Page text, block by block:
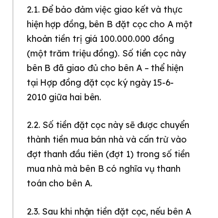
2.1. Để bảo đảm việc giao kết và thực
hiện hợp đồng, bên B đặt cọc cho A một
khoản tiền trị giá 100.000.000 đồng
(một trăm triệu đồng). Số tiền cọc này
bên B đã giao đủ cho bên A – thể hiện
tại Hợp đồng đặt cọc ký ngày 15-6-
2010 giữa hai bên.
2.2. Số tiền đặt cọc này sẽ được chuyển
thành tiền mua bán nhà và cấn trừ vào
đợt thanh đầu tiên (đợt 1) trong số tiền
mua nhà mà bên B có nghĩa vụ thanh
toán cho bên A.
2.3. Sau khi nhận tiền đặt cọc, nếu bên A